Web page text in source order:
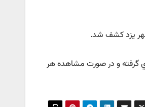
گرفته و در صورت مشاهده هر